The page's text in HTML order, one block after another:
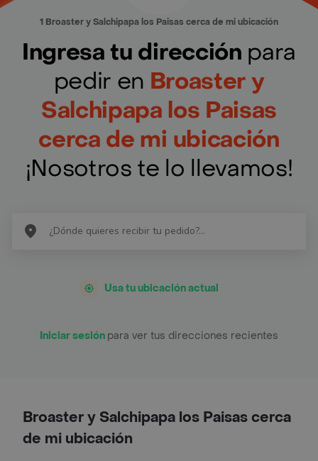
1 Broaster y Salchipapa los Paisas cerca de mi ubicación
Ingresa tu dirección para
pedir en Broaster y
Salchipapa los Paisas
cerca de mi ubicación
¡Nosotros te lo llevamos!
Usa tu ubicación actual
Iniciar sesión para ver tus direcciones recientes
Broaster y Salchipapa los Paisas cerca
de mi ubicación